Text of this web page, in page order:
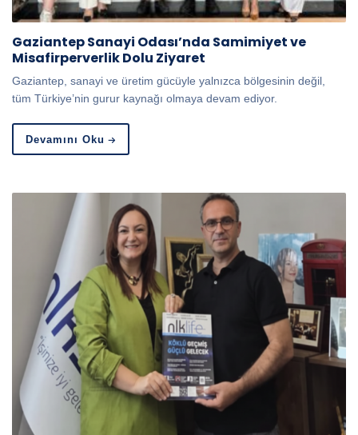
Gaziantep Sanayi Odası’nda Samimiyet ve
Misafirperverlik Dolu Ziyaret
Gaziantep, sanayi ve üretim gücüyle yalnızca bölgesinin değil,
tüm Türkiye’nin gurur kaynağı olmaya devam ediyor.
Devamını Oku